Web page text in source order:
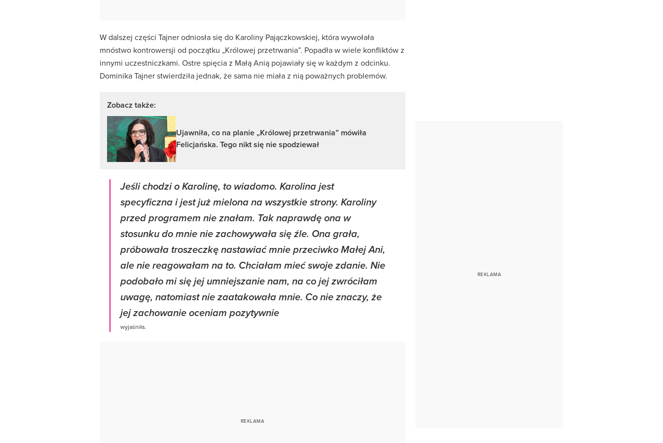
W dalszej części Tajner odniosła się do Karoliny Pajączkowskiej, która wywołała
mnóstwo kontrowersji od początku „Królowej przetrwania”. Popadła w wiele konfliktów z
innymi uczestniczkami. Ostre spięcia z Małą Anią pojawiały się w każdym z odcinku.
Dominika Tajner stwierdziła jednak, że sama nie miała z nią poważnych problemów.
Zobacz także:
Ujawniła, co na planie „Królowej przetrwania” mówiła
Felicjańska. Tego nikt się nie spodziewał
Jeśli chodzi o Karolinę, to wiadomo. Karolina jest
specyficzna i jest już mielona na wszystkie strony. Karoliny
przed programem nie znałam. Tak naprawdę ona w
stosunku do mnie nie zachowywała się źle. Ona grała,
próbowała troszeczkę nastawiać mnie przeciwko Małej Ani,
ale nie reagowałam na to. Chciałam mieć swoje zdanie. Nie
podobało mi się jej umniejszanie nam, na co jej zwróciłam
uwagę, natomiast nie zaatakowała mnie. Co nie znaczy, że
jej zachowanie oceniam pozytywnie
wyjaśniła.